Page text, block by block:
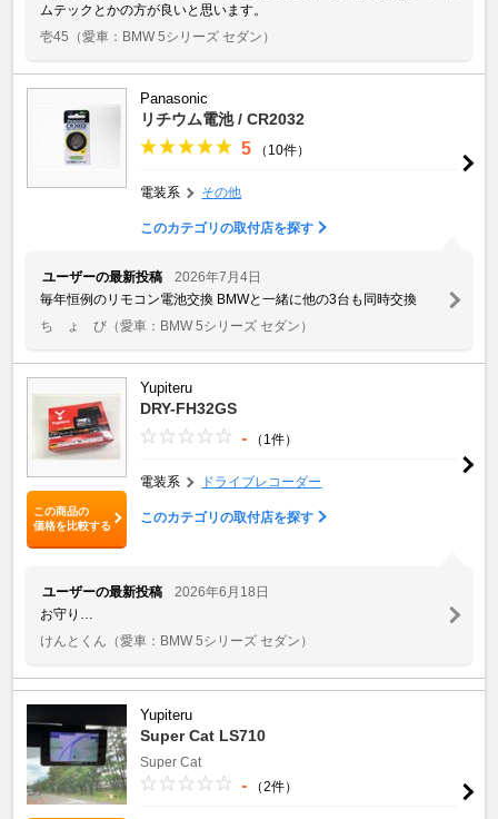
ムテックとかの方が良いと思います。
壱45 （愛車：BMW 5シリーズ セダン）
Panasonic
リチウム電池 / CR2032
5 （10件）
電装系 その他
このカテゴリの取付店を探す
ユーザーの最新投稿
2026年7月4日
毎年恒例のリモコン電池交換 BMWと一緒に他の3台も同時交換
ち ょ び （愛車：BMW 5シリーズ セダン）
この商品の
価格を比較する
Yupiteru
DRY-FH32GS
- （1件）
電装系 ドライブレコーダー
このカテゴリの取付店を探す
ユーザーの最新投稿
2026年6月18日
お守り…
けんとくん （愛車：BMW 5シリーズ セダン）
Yupiteru
Super Cat LS710
Super Cat
- （2件）